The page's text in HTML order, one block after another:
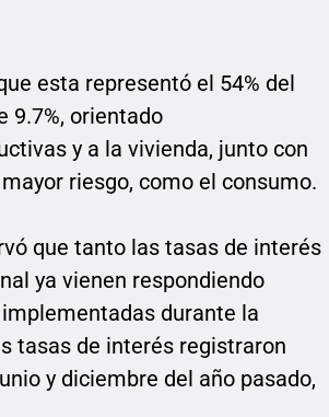
esta representó el 54% del
9.7%, orientado
y a la vivienda, junto con
riesgo, como el consumo.
que tanto las tasas de interés
ya vienen respondiendo
durante la
tasas de interés registraron
y diciembre del año pasado,